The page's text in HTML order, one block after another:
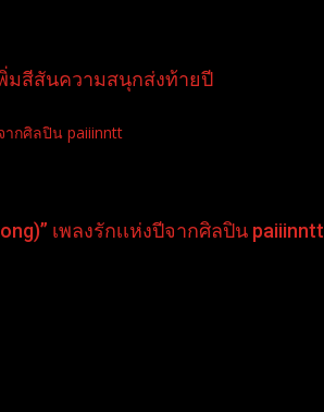
พิ่มสีสันความสนุกส่งท้ายปี
ากศิลปิน paiiinntt
เพลงรักเเห่งปีจากศิลปิน paiiinntt